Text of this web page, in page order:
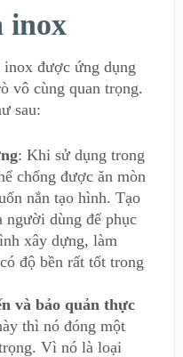
inox
được ứng dụng
vô cùng quan trọng.
sau:
: Khi sử dụng trong
chống được ăn mòn
nắn tạo hình. Tạo
người dùng để phục
xây dựng, làm
độ bền rất tốt trong
và bảo quản thực
thì nó đóng một
Vì nó là loại